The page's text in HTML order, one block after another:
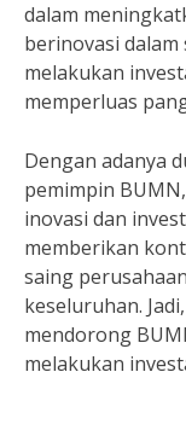
dalam
berinovasi dalam
melakukan
memperluas
Dengan adanya
pemimpin
inovasi dan
memberikan
saing
keseluruhan.
mendorong
melakukan